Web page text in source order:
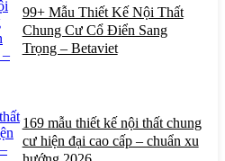
99+ Mẫu Thiết Kế Nội Thất
Chung Cư Cổ Điển Sang
Trọng – Betaviet
169 mẫu thiết kế nội thất chung
cư hiện đại cao cấp – chuẩn xu